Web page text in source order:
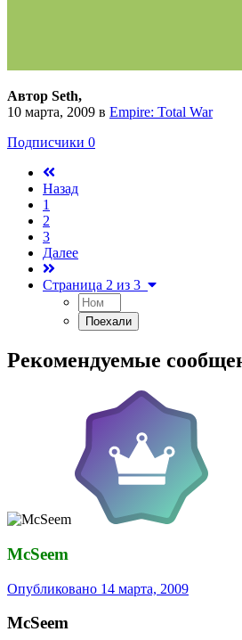
Автор Seth,
10 марта, 2009 в Empire: Total War
Подписчики 0
Назад
1
2
3
Далее
Страница 2 из 3
Рекомендуемые
McSeem
Опубликовано 14 марта, 2009
McSeem